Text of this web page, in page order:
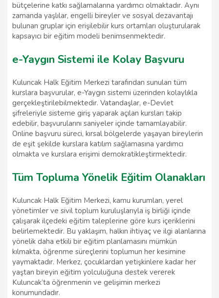
bütçelerine katkı sağlamalarına yardımcı olmaktadır. Aynı
zamanda yaşlılar, engelli bireyler ve sosyal dezavantajı
bulunan gruplar için erişilebilir kurs ortamları oluşturularak
kapsayıcı bir eğitim modeli benimsenmektedir.
e-Yaygın Sistemi ile Kolay Başvuru
Kuluncak Halk Eğitim Merkezi tarafından sunulan tüm
kurslara başvurular, e-Yaygın sistemi üzerinden kolaylıkla
gerçekleştirilebilmektedir. Vatandaşlar, e-Devlet
şifreleriyle sisteme giriş yaparak açılan kursları takip
edebilir, başvurularını saniyeler içinde tamamlayabilir.
Online başvuru süreci, kırsal bölgelerde yaşayan bireylerin
de eşit şekilde kurslara katılım sağlamasına yardımcı
olmakta ve kurslara erişimi demokratikleştirmektedir.
Tüm Topluma Yönelik Eğitim Olanakları
Kuluncak Halk Eğitim Merkezi, kamu kurumları, yerel
yönetimler ve sivil toplum kuruluşlarıyla iş birliği içinde
çalışarak ilçedeki eğitim taleplerine göre kurs içeriklerini
belirlemektedir. Bu yaklaşım, halkın ihtiyaç ve ilgi alanlarına
yönelik daha etkili bir eğitim planlamasını mümkün
kılmakta, öğrenme süreçlerini toplumun her kesimine
yaymaktadır. Merkez, çocuklardan yetişkinlere kadar her
yaştan bireyin eğitim yolculuğuna destek vererek
Kuluncak’ta öğrenmenin ve gelişimin merkezi
konumundadır.